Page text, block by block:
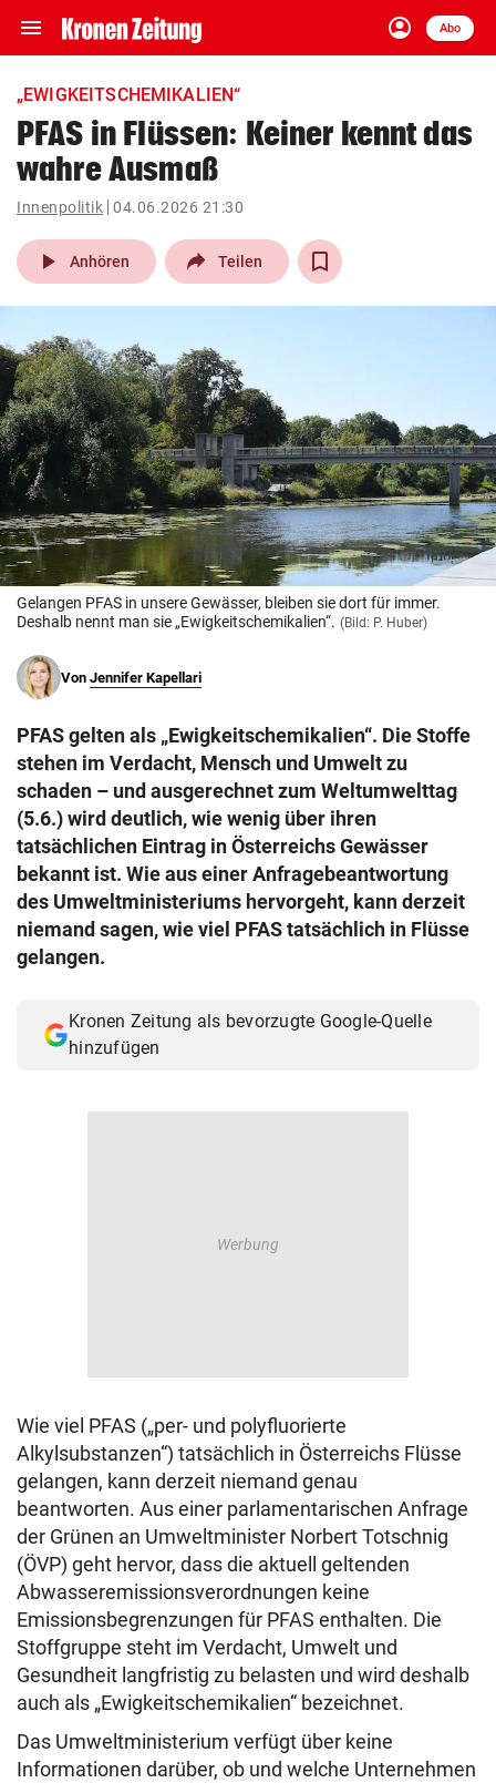
menu Navigation
ein-/ausklappen
account_circle
Anmelden
Abo
close Schließen
account_circle Anmelden
pin_drop
Wien arrow_right
bookmark
search
Suchbegriff
eingeben
© Krone Multimedia GmbH & Co KG 2026
Muthgasse 2, 1190 Wien
„EWIGKEITSCHEMIKALIEN“
PFAS in Flüssen: Keiner kennt das
wahre Ausmaß
Innenpolitik 04.06.2026 21:30
play_arrow Anhören Teilen
Gelangen PFAS in unsere Gewässer, bleiben sie dort für immer.
Deshalb nennt man sie „Ewigkeitschemikalien“. (Bild: P. Huber)
Von Jennifer Kapellari
PFAS gelten als „Ewigkeitschemikalien“. Die Stoffe
stehen im Verdacht, Mensch und Umwelt zu
schaden – und ausgerechnet zum Weltumwelttag
(5.6.) wird deutlich, wie wenig über ihren
tatsächlichen Eintrag in Österreichs Gewässer
bekannt ist. Wie aus einer Anfragebeantwortung
des Umweltministeriums hervorgeht, kann derzeit
niemand sagen, wie viel PFAS tatsächlich in Flüsse
gelangen.
Kronen Zeitung als bevorzugte Google-Quelle
hinzufügen
Wie viel PFAS („per- und polyfluorierte
Alkylsubstanzen“) tatsächlich in Österreichs Flüsse
gelangen, kann derzeit niemand genau
beantworten. Aus einer parlamentarischen Anfrage
der Grünen an Umweltminister Norbert Totschnig
(ÖVP) geht hervor, dass die aktuell geltenden
Abwasseremissionsverordnungen keine
Emissionsbegrenzungen für PFAS enthalten. Die
Stoffgruppe steht im Verdacht, Umwelt und
Gesundheit langfristig zu belasten und wird deshalb
auch als „Ewigkeitschemikalien“ bezeichnet.
Das Umweltministerium verfügt über keine
Informationen darüber, ob und welche Unternehmen